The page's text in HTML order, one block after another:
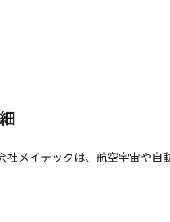
社メイテックは、航空宇宙や自